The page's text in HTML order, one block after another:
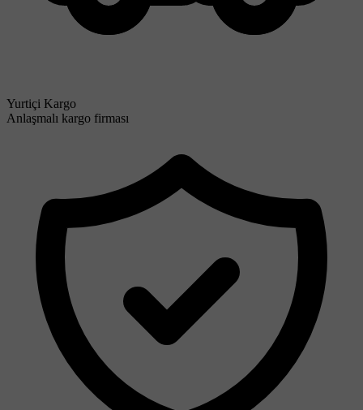
Yurtiçi Kargo
Anlaşmalı kargo firması